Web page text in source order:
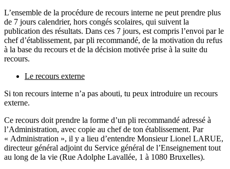
L’ensemble de la procédure de recours interne ne peut prendre plus
de 7 jours calendrier, hors congés scolaires, qui suivent la
publication des résultats. Dans ces 7 jours, est compris l’envoi par le
chef d’établissement, par pli recommandé, de la motivation du refus
à la base du recours et de la décision motivée prise à la suite du
recours.
Le recours externe
Si ton recours interne n’a pas abouti, tu peux introduire un recours
externe.
Ce recours doit prendre la forme d’un pli recommandé adressé à
l’Administration, avec copie au chef de ton établissement. Par
« Administration », il y a lieu d’entendre Monsieur Lionel LARUE,
directeur général adjoint du Service général de l’Enseignement tout
au long de la vie (Rue Adolphe Lavallée, 1 à 1080 Bruxelles).